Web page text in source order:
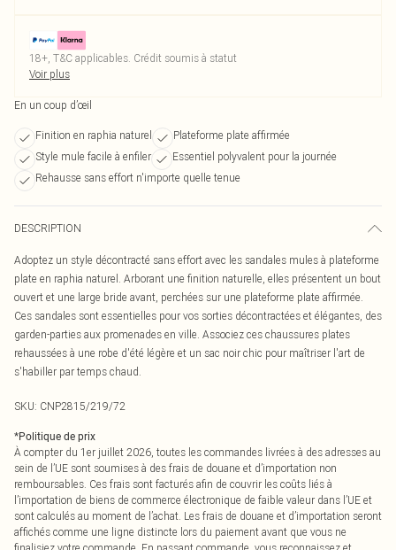
18+, T&C applicables. Crédit soumis à statut
Voir plus
En un coup d’œil
Finition en raphia naturel
Plateforme plate affirmée
Style mule facile à enfiler
Essentiel polyvalent pour la journée
Rehausse sans effort n'importe quelle tenue
DESCRIPTION
Adoptez un style décontracté sans effort avec les sandales mules à plateforme
plate en raphia naturel. Arborant une finition naturelle, elles présentent un bout
ouvert et une large bride avant, perchées sur une plateforme plate affirmée.
Ces sandales sont essentielles pour vos sorties décontractées et élégantes, des
garden-parties aux promenades en ville. Associez ces chaussures plates
rehaussées à une robe d'été légère et un sac noir chic pour maîtriser l'art de
s'habiller par temps chaud.
SKU: CNP2815/219/72
*Politique de prix
À compter du 1er juillet 2026, toutes les commandes livrées à des adresses au
sein de l’UE sont soumises à des frais de douane et d’importation non
remboursables. Ces frais sont facturés afin de couvrir les coûts liés à
l’importation de biens de commerce électronique de faible valeur dans l’UE et
sont calculés au moment de l’achat. Les frais de douane et d’importation seront
affichés comme une ligne distincte lors du paiement avant que vous ne